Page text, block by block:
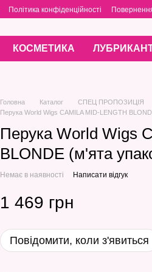
Політика конфіденційності
КОСМЕТИКА
Головна Каталог СПЕЦ ПРОПОЗИЦІЯ
Перука World Wigs CAMILA MID-LENGTH
Перука World Wigs
BLONDE (м'ята
Немає в наявності Написати відгук
1 469 грн
Повідомити, коли з'явиться